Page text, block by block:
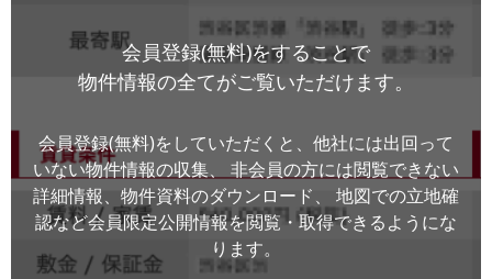
会員登録(無料)をすることで
物件情報の全てがご覧いただけます。
会員登録(無料)をしていただくと、他社には出回って
いない物件情報の収集、
非会員の方には閲覧できない
詳細情報、物件資料のダウンロード、
地図での立地確
認など会員限定公開情報を閲覧・取得できるようにな
ります。